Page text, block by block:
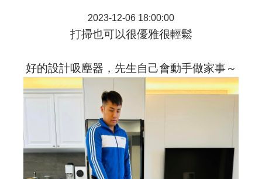
2023-12-06 18:00:00
打掃也可以很優雅很輕鬆
好的設計吸塵器，先生自己會動手做家事～